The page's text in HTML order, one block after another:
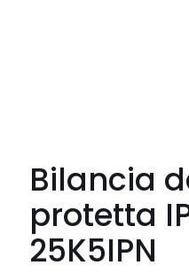
Bilancia
protetta IP
25K5IPN